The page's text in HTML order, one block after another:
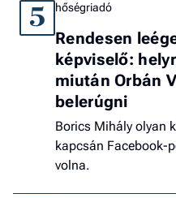
5 hőségriadó
Rendesen
képviselő:
miután Orbán
belerúgni
Borics Mihály olyan
kapcsán Facebook-
volna.